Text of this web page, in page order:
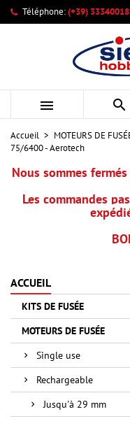
Téléphone:(+39)
 
Accueil MOTEURS DE
75/6400 - Aerotech
Nous sommes
Les commandes
ACCUEIL
KITS DE FUSÉE
MOTEURS DE FUSÉE
Single use
Rechargeable
Jusqu'à 29 mm
Mes listes
Créer une
Créer une liste
Nom de la liste d'envies
Connexion
Vous devez être
liste d'envies.